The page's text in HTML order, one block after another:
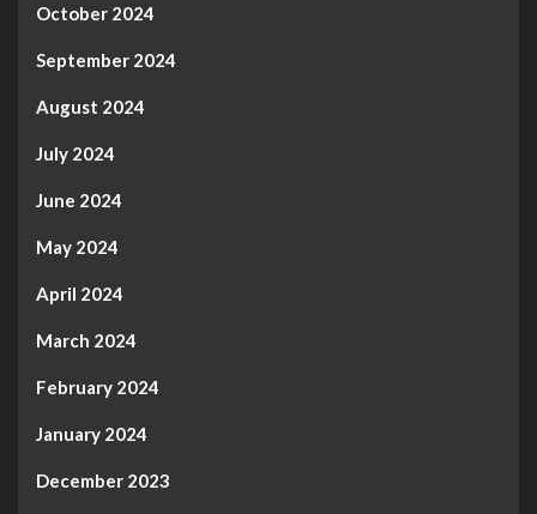
October 2024
September 2024
August 2024
July 2024
June 2024
May 2024
April 2024
March 2024
February 2024
January 2024
December 2023